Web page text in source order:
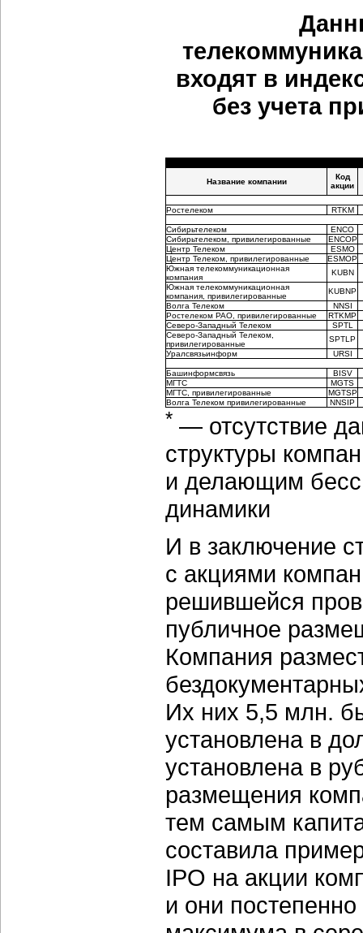
входят в
без учета
Название компании
Код
акции
Ростелеком RTKM
Сибирьтелеком
ENCO
Сибирьтелеком, привилегированные
ENCOP
Центр Телеком
ESMO
Центр Телеком, привилегированные
ESMOP
Южная телекоммуникационная
компания
KUBN
Южная телекоммуникационная
компания, привилегированные
KUBNP
Волга Телеком
NNSI
Ростелеком РАО, привилегированные
RTKMP
Северо-Западный Телеком
SPTL
Северо-Западный Телеком,
привилегированные
SPTLP
Уралсвязьинформ
URSI
Башинформсвязь
BISV
МГТС
MGTS
МГТС, привилегированные
MGTSP
Волга Телеком привилегированные
NNSIP
* — отсутствие
структуры
и делающим
динамики
И в заключение
с акциями
решившейся
публичное
Компания
Их них 5,5 млн.
установлена в
установлена в
размещения
тем самым
составила
IPO на акции
и они постепенно